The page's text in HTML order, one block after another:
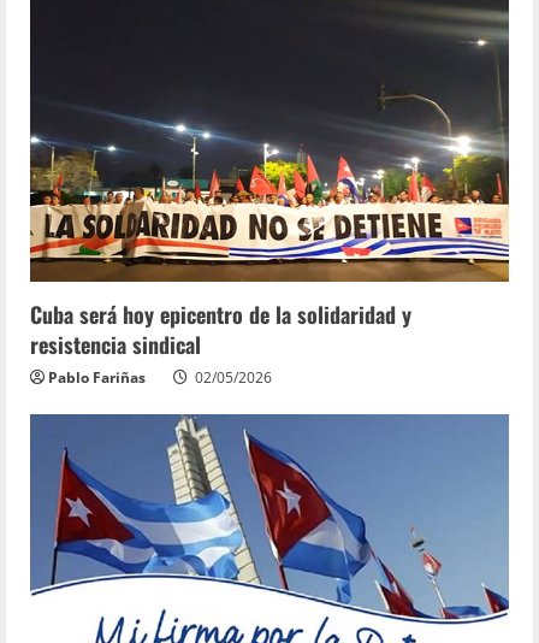
Cuba será hoy epicentro de la solidaridad y
resistencia sindical
Pablo Fariñas 02/05/2026